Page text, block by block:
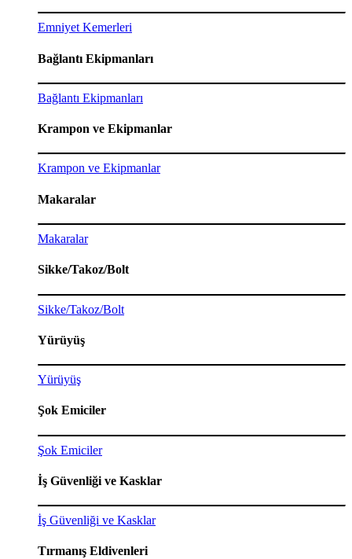
Emniyet Kemerleri
Bağlantı Ekipmanları
Bağlantı Ekipmanları
Krampon ve Ekipmanlar
Krampon ve Ekipmanlar
Makaralar
Makaralar
Sikke/Takoz/Bolt
Sikke/Takoz/Bolt
Yürüyüş
Yürüyüş
Şok Emiciler
Şok Emiciler
İş Güvenliği ve Kasklar
İş Güvenliği ve Kasklar
Tırmanış Eldivenleri